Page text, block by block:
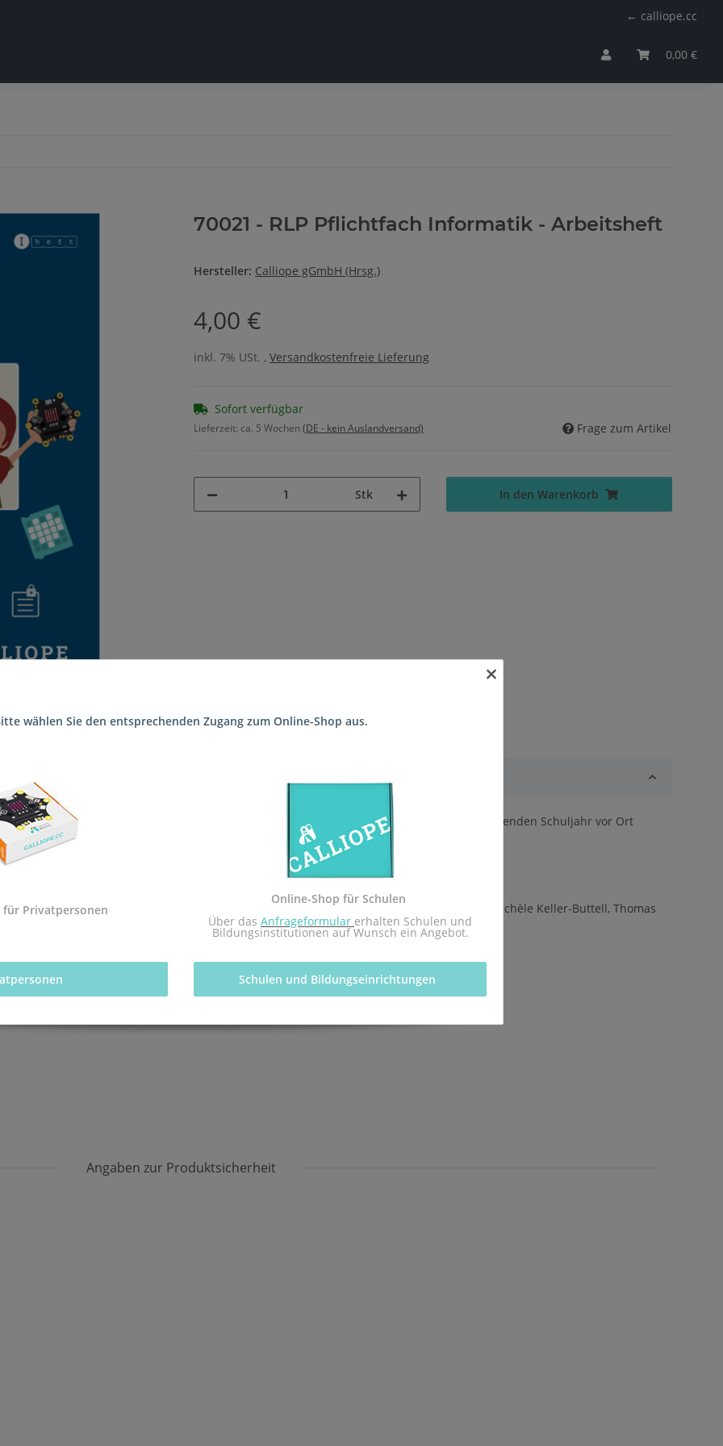
← calliope.cc
0,00 €
70021 - RLP Pflichtfach Informatik - Arbeitsheft
Hersteller: Calliope gGmbH (Hrsg.)
4,00 €
inkl. 7% USt. , Versandkostenfreie Lieferung
Sofort verfügbar
Lieferzeit: ca. 5 Wochen(DE - kein Auslandversand) Frage zum Artikel
Stk In den Warenkorb
Schule (Integrierte Gesamtschule Ernst Bloch) geliefert, sodass sie rechtzeitig zum kommenden Schuljahr vor Ort
Informatik des pädagogischen Landesinstituts Rheinland-Pfalz.
mit dem Redaktionsteam inf-schule.de, insbesondere Daniel Stockhausen, Niko Markus, Michèle Keller-Buttell, Thomas
Angaben zur Produktsicherheit
×
wählen Sie den entsprechenden Zugang zum Online-Shop aus.
für Privatpersonen
Online-Shop für Schulen
Über das Anfrageformular erhalten Schulen und
Bildungsinstitutionen auf Wunsch ein Angebot.
Schulen und Bildungseinrichtungen